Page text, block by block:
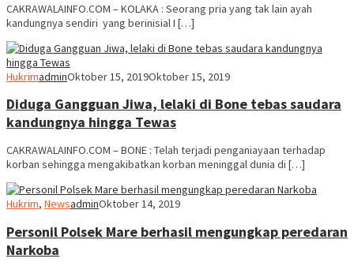
CAKRAWALAINFO.COM – KOLAKA : Seorang pria yang tak lain ayah
kandungnya sendiri yang berinisial I […]
HukrimadminOktober 15, 2019Oktober 15, 2019
Diduga Gangguan Jiwa, lelaki di Bone tebas saudara
kandungnya hingga Tewas
CAKRAWALAINFO.COM – BONE : Telah terjadi penganiayaan terhadap
korban sehingga mengakibatkan korban meninggal dunia di […]
Hukrim, NewsadminOktober 14, 2019
Personil Polsek Mare berhasil mengungkap peredaran
Narkoba